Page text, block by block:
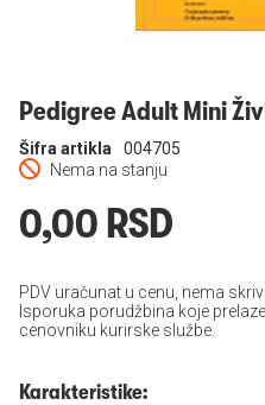
Pedigree Adult Mini
Nema na stanju
Šifra artikla 004705
0,00 RSD
PDV uračunat u cenu, nema
Isporuka porudžbina koje
cenovniku kurirske službe.
Karakteristike: